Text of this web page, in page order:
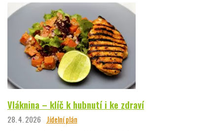
Vláknina – klíč k hubnutí i ke zdraví
28. 4. 2026 Jídelní plán